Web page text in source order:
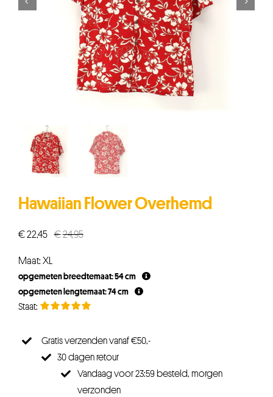
Hawaiian Flower Overhemd
€24,95Oorspronkelijke
€24,95.
€22,45
Huidige
€22,45.
Maat: XL
opgemeten breedtemaat: 54 cm
opgemeten lengtemaat: 74 cm
Gratis verzenden vanaf €50,-
30 dagen retour
Vandaag voor 23:59 besteld, morgen
verzonden